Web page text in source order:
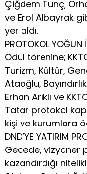
Çiğdem Tunç,
ve Erol Albayrak
yer aldı.
PROTOKOL YOĞUN
Ödül törenine;
Turizm, Kültür,
Ataoğlu,
Erhan Arıklı ve
Tatar protokol
kişi ve kurumlara
DND’YE YATIRIM
Gecede, vizyoner
kazandırdığı